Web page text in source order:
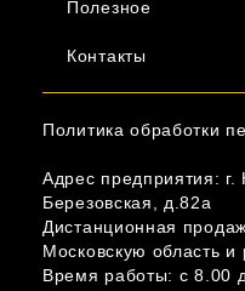
Полезное
Контакты
Политика обработки
Адрес предприятия: г.
Березовская, д.82а
Дистанционная
Московскую область и
Время работы: c 8.00